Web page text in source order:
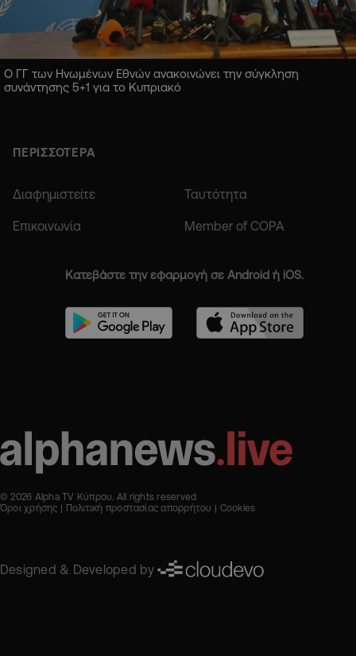
Ο ΓΓ των Ηνωμένων Εθνών ανακοινώνει την σύγκληση
συνάντησης 5+1 για το Κυπριακό
ΠΕΡΙΣΣΟΤΕΡΑ
Διαφημιστείτε Ταυτότητα
Επικοινωνία Member of COPA
Κατεβάστε την εφαρμογή σε Android ή iOS.
© 2026 Alpha TV Κύπρου. All rights reserved
Όροι χρήσης
Πολιτική προστασίας απορρήτου Cookies
Designed & Developed by